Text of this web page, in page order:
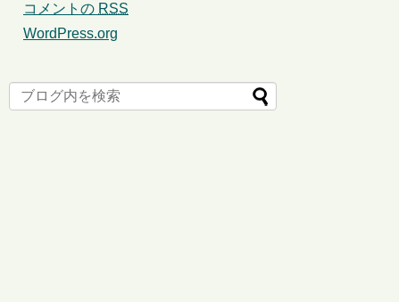
コメントの RSS
WordPress.org